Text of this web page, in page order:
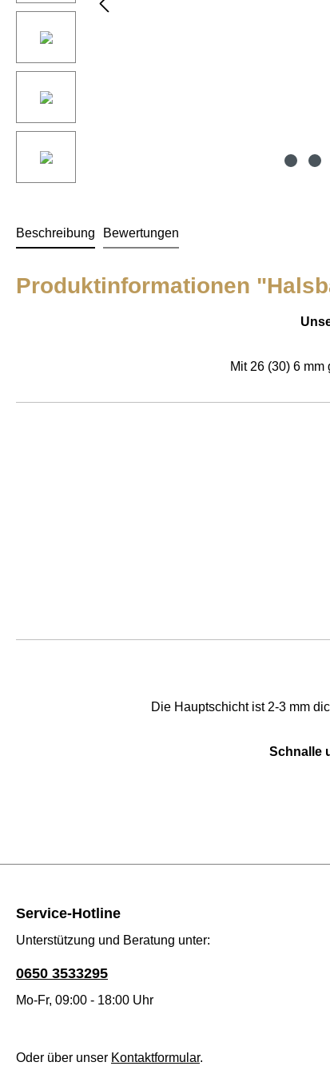
Beschreibung Bewertungen
Produktinformationen
Mit 26 (30) 6
Die Hauptschicht ist 2-3 mm
Schnalle
Service-Hotline
Unterstützung und Beratung unter:
0650 3533295
Mo-Fr, 09:00 - 18:00 Uhr
Oder über unser Kontaktformular.